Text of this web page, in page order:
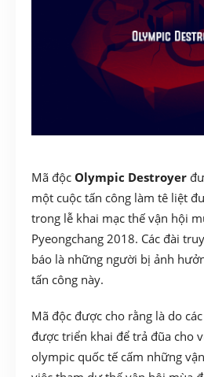
Mã độc Olympic Destroyer
một cuộc tấn công làm tê liệt
trong lễ khai mạc thế vận hội
Pyeongchang 2018. Các đài
báo là những người bị ảnh
tấn công này.
Mã độc được cho rằng là do
được triển khai để trả đũa cho
olympic quốc tế cấm những